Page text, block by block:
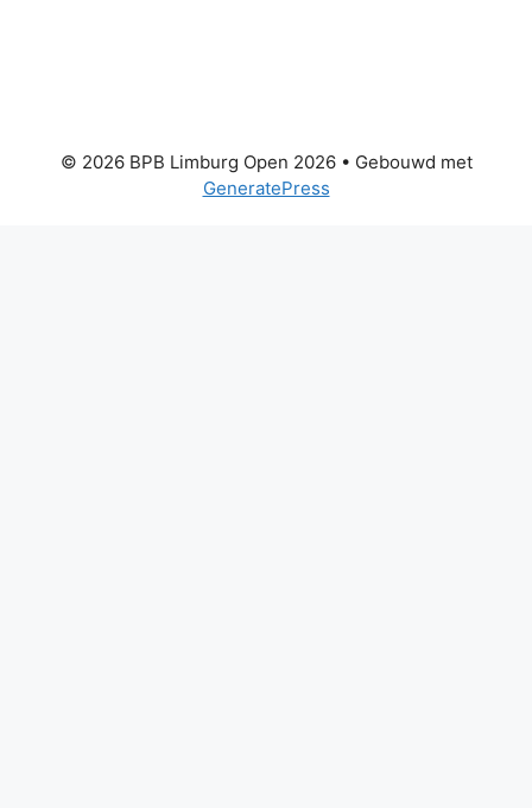
© 2026 BPB Limburg Open 2026• Gebouwd met
GeneratePress